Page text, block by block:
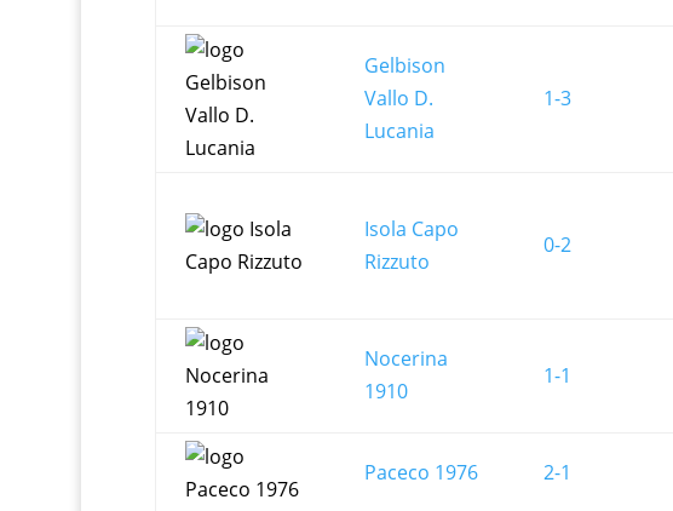
Gelbison
Vallo D.
Lucania
1-3
Isola Capo
Rizzuto
0-2
Nocerina
1910
1-1
Paceco 1976 2-1